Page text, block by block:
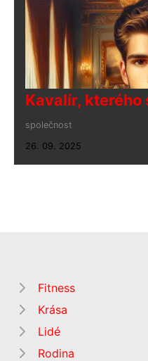
Kavalír, kterého
společnost
26. 09. 2025
Fitness
Krása
Lidé
Rodina